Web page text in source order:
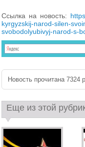
Ссылка на новость:
kyrgyzskij-narod-silen-
svobodolyubivyj-narod-s-
Новость прочитана 7324
Еще из этой